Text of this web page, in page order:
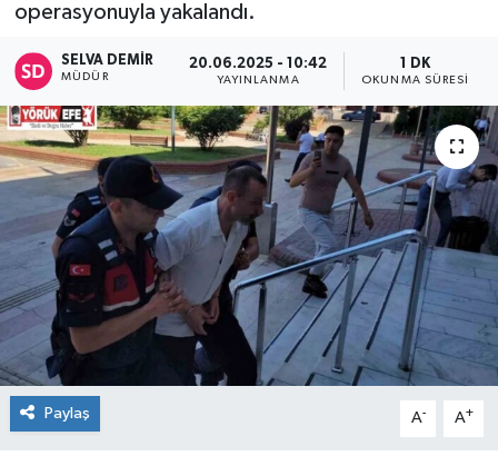
operasyonuyla yakalandı.
SELVA DEMIR
MÜDÜR
20.06.2025 - 10:42
YAYINLANMA
1 DK
OKUNMA SÜRESI
Paylaş A- A+